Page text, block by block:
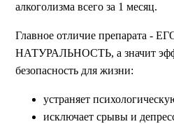
алкоголизма всего за 1 месяц.
Главное отличие препарата -
НАТУРАЛЬНОСТЬ, а значит
безопасность для жизни:
устраняет
исключает срывы и